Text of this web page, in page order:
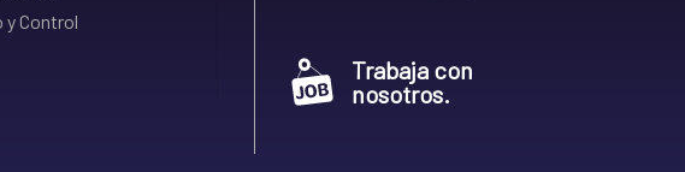
y Control
Trabaja con
nosotros.